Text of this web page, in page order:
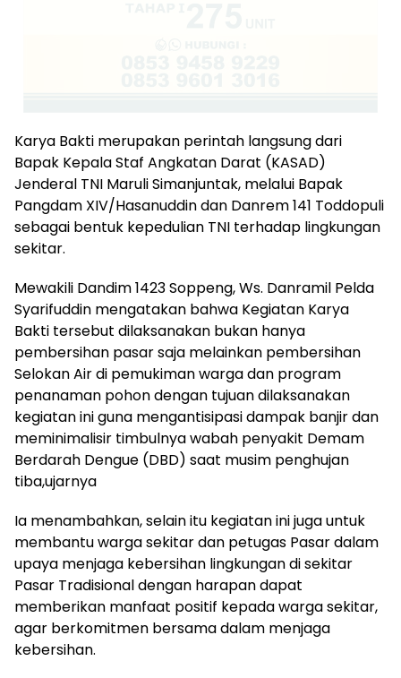
Karya Bakti merupakan perintah langsung dari
Bapak Kepala Staf Angkatan Darat (KASAD)
Jenderal TNI Maruli Simanjuntak, melalui Bapak
Pangdam XIV/Hasanuddin dan Danrem 141 Toddopuli
sebagai bentuk kepedulian TNI terhadap lingkungan
sekitar.
Mewakili Dandim 1423 Soppeng, Ws. Danramil Pelda
Syarifuddin mengatakan bahwa Kegiatan Karya
Bakti tersebut dilaksanakan bukan hanya
pembersihan pasar saja melainkan pembersihan
Selokan Air di pemukiman warga dan program
penanaman pohon dengan tujuan dilaksanakan
kegiatan ini guna mengantisipasi dampak banjir dan
meminimalisir timbulnya wabah penyakit Demam
Berdarah Dengue (DBD) saat musim penghujan
tiba,ujarnya
Ia menambahkan, selain itu kegiatan ini juga untuk
membantu warga sekitar dan petugas Pasar dalam
upaya menjaga kebersihan lingkungan di sekitar
Pasar Tradisional dengan harapan dapat
memberikan manfaat positif kepada warga sekitar,
agar berkomitmen bersama dalam menjaga
kebersihan.